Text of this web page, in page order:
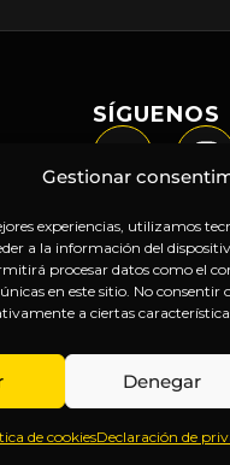
Gestionar
experiencias, utilizamos
a la información del
procesar datos como el
en este sitio. No
a ciertas
Denegar
de cookiesDeclaración de
SÍGUENOS